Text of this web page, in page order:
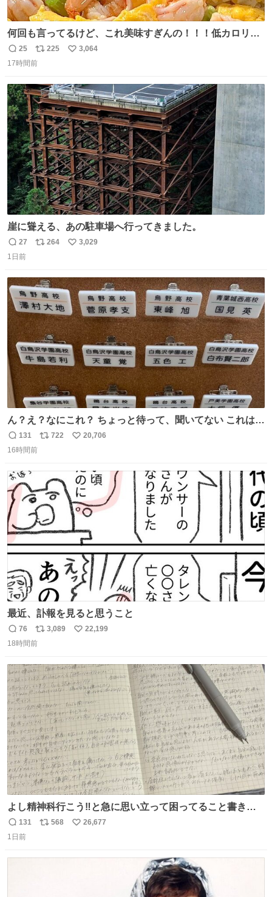
何回も言ってるけど、これ美味すぎんの！！！低カロリー
で満足感エグいから一生食べてる😭
返
信
25
リ
ポ
ト
数
225
い
数
3,064
17時間前
崖に聳える、あの駐車場へ行ってきました。
返
信
27
リ
ト
数
264
い
数
3,029
1日前
ん？え？なにこれ？ ちょっと待って、聞いてない これは販
売されているのもですか？
返
信
131
リ
ト
数
722
い
数
20,706
16時間前
最近、訃報を見ると思うこと
返
信
76
リ
ポ
ト
数
3,089
い
数
22,199
18時間前
よし精神科行こう‼️と急に思い立って困ってること書き出
してたらペン止まらなくなってすごい勢いで埋まってワロ
タ
返
信
131
リ
568
い
26,677
1日前